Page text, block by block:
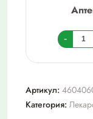
-
10мг
№10
Артикул:
Категория: